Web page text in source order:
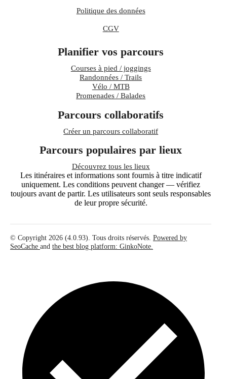
Politique des données
CGV
Planifier vos parcours
Courses à pied / joggings
Randonnées / Trails
Vélo / MTB
Promenades / Balades
Parcours collaboratifs
Créer un parcours collaboratif
Parcours populaires par lieux
Découvrez tous les lieux
Les itinéraires et informations sont fournis à titre indicatif
uniquement. Les conditions peuvent changer — vérifiez
toujours avant de partir. Les utilisateurs sont seuls responsables
de leur propre sécurité.
© Copyright 2026 (4.0.93). Tous droits réservés. Powered by
SeoCache and the best blog platform: GinkoNote.